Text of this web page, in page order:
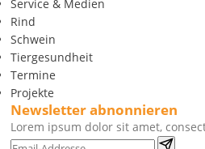
Service & Medien
Rind
Schwein
Tiergesundheit
Termine
Projekte
Newsletter abnonnieren
Lorem ipsum dolor sit amet,